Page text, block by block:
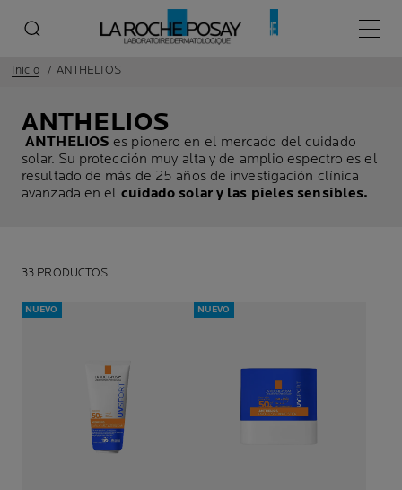
Menú
Inicio ANTHELIOS
ANTHELIOS
ANTHELIOS es pionero en el mercado del cuidado
solar. Su protección muy alta y de amplio espectro es el
resultado de más de 25 años de investigación clínica
avanzada en el cuidado solar y las pieles sensibles.
33 PRODUCTOS
NUEVO NUEVO